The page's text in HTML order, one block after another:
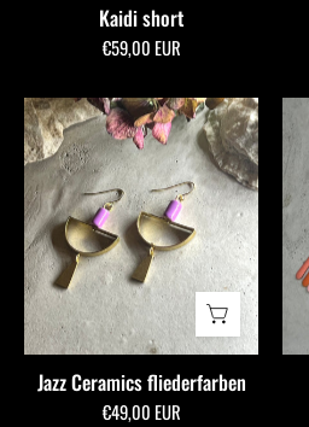
Kaidi short
€59,00 EUR
Jazz
Ceramics
fliederfarben
Jazz Ceramics fliederfarben
€49,00 EUR